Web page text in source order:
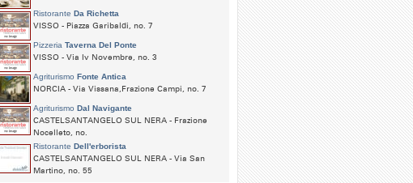
Ristorante Da Richetta
VISSO - Piazza Garibaldi, no. 7
Pizzeria Taverna Del Ponte
VISSO - Via Iv Novembre, no. 3
Agriturismo Fonte Antica
NORCIA - Via Vissana,Frazione Campi, no. 7
Agriturismo Dal Navigante
CASTELSANTANGELO SUL NERA - Frazione
Nocelleto, no.
Ristorante Dell'erborista
CASTELSANTANGELO SUL NERA - Via San
Martino, no. 55